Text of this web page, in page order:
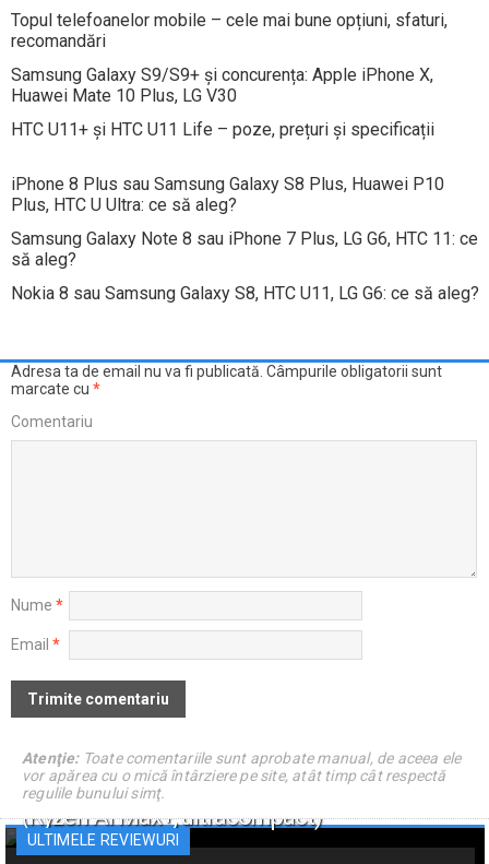
Topul telefoanelor mobile – cele mai bune opțiuni, sfaturi,
recomandări
Samsung Galaxy S9/S9+ și concurența: Apple iPhone X,
Huawei Mate 10 Plus, LG V30
HTC U11+ și HTC U11 Life – poze, prețuri și specificații
iPhone 8 Plus sau Samsung Galaxy S8 Plus, Huawei P10
Plus, HTC U Ultra: ce să aleg?
Samsung Galaxy Note 8 sau iPhone 7 Plus, LG G6, HTC 11: ce
să aleg?
Nokia 8 sau Samsung Galaxy S8, HTC U11, LG G6: ce să aleg?
Adresa ta de email nu va fi publicată. Câmpurile obligatorii sunt
marcate cu *
Comentariu
Nume *
Email *
Atenţie:Toate comentariile sunt aprobate manual, de aceea ele
vor apărea cu o mică întârziere pe site, atât timp cât respectă
regulile bunului simţ.
ULTIMELE REVIEWURI
Asus ProArt PX13 GoPro – review detaliat
(Ryzen AI Max+, ultracompact)